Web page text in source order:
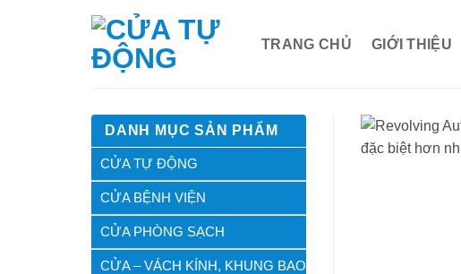
TRANG CHỦ GIỚI THIỆU
DANH MỤC SẢN PHẨM
CỬA TỰ ĐỘNG
CỬA BỆNH VIỆN
CỬA PHÒNG SẠCH
CỬA – VÁCH KÍNH, KHUNG BAO